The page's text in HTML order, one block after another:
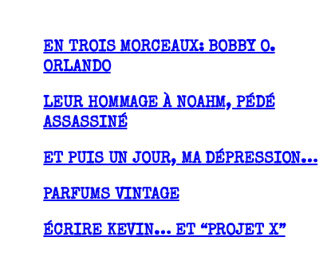
EN TROIS MORCEAUX: BOBBY O.
ORLANDO
LEUR HOMMAGE À NOAHM, PÉDÉ
ASSASSINÉ
ET PUIS UN JOUR, MA DÉPRESSION…
PARFUMS VINTAGE
ÉCRIRE KEVIN… ET “PROJET X”